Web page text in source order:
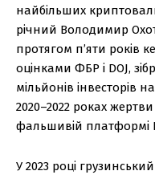
найбільших
річний Володимир
протягом п’яти років
оцінками ФБР і DOJ,
мільйонів інвесторів
2020–2022 роках
фальшивій платформі
У 2023 році